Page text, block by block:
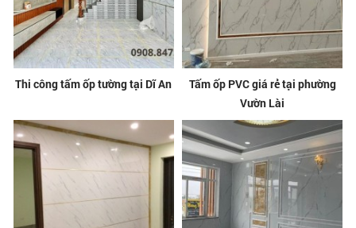
Thi công tấm ốp tường tại Dĩ An
Tấm ốp PVC giá rẻ tại phường
Vườn Lài